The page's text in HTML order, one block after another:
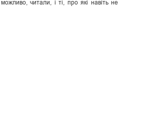
читали, і ті, про які навіть не